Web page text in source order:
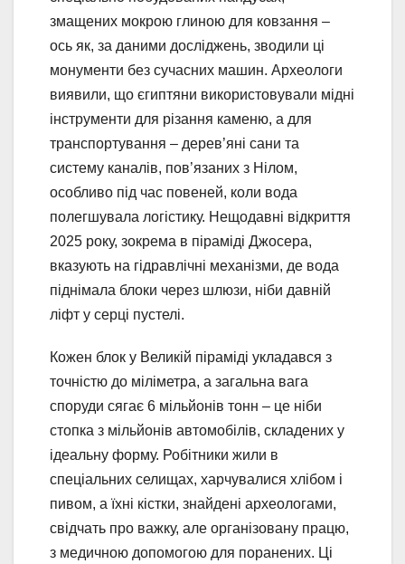
змащених мокрою глиною для ковзання –
ось як, за даними досліджень, зводили ці
монументи без сучасних машин. Археологи
виявили, що єгиптяни використовували мідні
інструменти для різання каменю, а для
транспортування – дерев’яні сани та
систему каналів, пов’язаних з Нілом,
особливо під час повеней, коли вода
полегшувала логістику. Нещодавні відкриття
2025 року, зокрема в піраміді Джосера,
вказують на гідравлічні механізми, де вода
піднімала блоки через шлюзи, ніби давній
ліфт у серці пустелі.
Кожен блок у Великій піраміді укладався з
точністю до міліметра, а загальна вага
споруди сягає 6 мільйонів тонн – це ніби
стопка з мільйонів автомобілів, складених у
ідеальну форму. Робітники жили в
спеціальних селищах, харчувалися хлібом і
пивом, а їхні кістки, знайдені археологами,
свідчать про важку, але організовану працю,
з медичною допомогою для поранених. Ці